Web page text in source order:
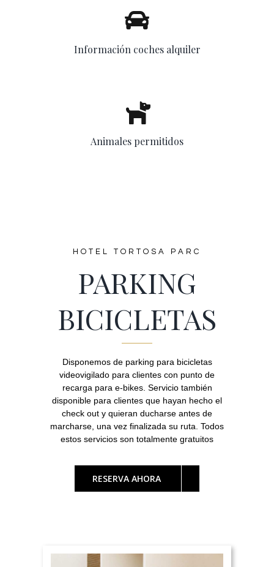
Información coches alquiler
Animales permitidos
HOTEL TORTOSA PARC
PARKING
BICICLETAS
Disponemos de parking para bicicletas
videovigilado para clientes con punto de
recarga para e-bikes. Servicio también
disponible para clientes que hayan hecho el
check out y quieran ducharse antes de
marcharse, una vez finalizada su ruta. Todos
estos servicios son totalmente gratuitos
RESERVA AHORA